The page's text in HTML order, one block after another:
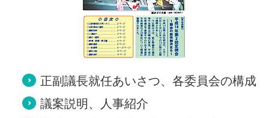
正副議長就任あいさつ、各委員会の構成
議案説明、人事紹介